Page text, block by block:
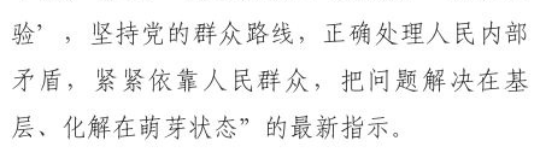
验’，坚持党的群众路线，正确处理人民内部
矛盾，紧紧依靠人民群众，把问题解决在基
层、化解在萌芽状态”的最新指示。